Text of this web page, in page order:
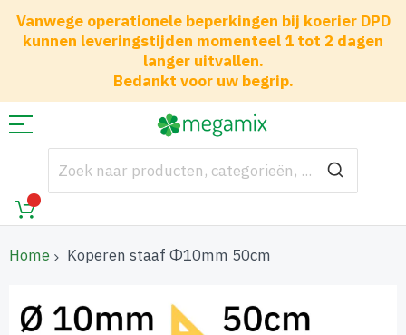
Vanwege operationele beperkingen bij koerier DPD
kunnen leveringstijden momenteel 1 tot 2 dagen
langer uitvallen.
Bedankt voor uw begrip.
Home Koperen staaf Φ10mm 50cm
naar
het